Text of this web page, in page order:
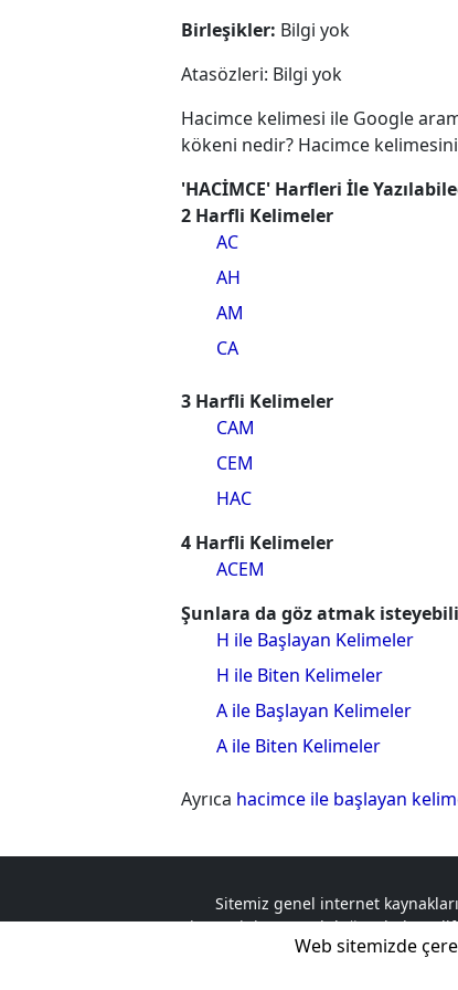
Birleşikler: Bilgi yok
Atasözleri: Bilgi yok
Hacimce kelimesi ile Google
kökeni nedir? Hacimce
'HACİMCE' Harfleri İle
2 Harfli Kelimeler
AC
AH
AM
CA
3 Harfli Kelimeler
CAM
CEM
HAC
4 Harfli Kelimeler
ACEM
Şunlara da göz atmak
H ile Başlayan Kelimeler
H ile Biten Kelimeler
A ile Başlayan Kelimeler
A ile Biten Kelimeler
Ayrıca hacimce ile başlayan
Sitemiz genel internet
ziyaretçinin sorumluluğundadır.
Web sitemizde